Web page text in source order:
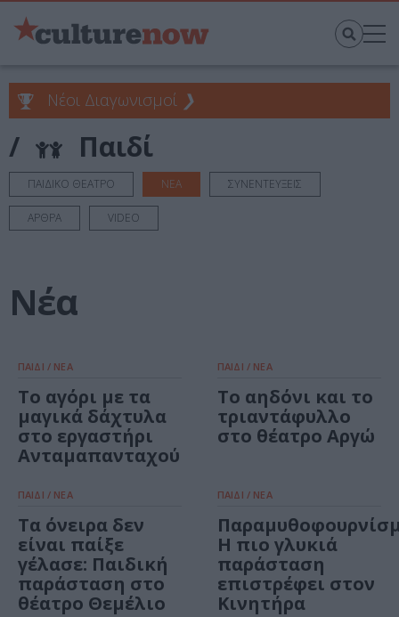
Νέοι Διαγωνισμοί ❯
/ Παιδί
ΠΑΙΔΙΚΟ ΘΕΑΤΡΟ ΝΕΑ ΣΥΝΕΝΤΕΥΞΕΙΣ
ΑΡΘΡΑ VIDEO
Νέα
ΠΑΙΔΙ / ΝΕΑ
Το αγόρι με τα
μαγικά δάχτυλα
στο εργαστήρι
Ανταμαπανταχού
ΠΑΙΔΙ / ΝΕΑ
Το αηδόνι και το
τριαντάφυλλο
στο θέατρο Αργώ
ΠΑΙΔΙ / ΝΕΑ
Τα όνειρα δεν
είναι παίξε
γέλασε: Παιδική
παράσταση στο
θέατρο Θεμέλιο
ΠΑΙΔΙ / ΝΕΑ
Η πιο γλυκιά
παράσταση
επιστρέφει στον
Κινητήρα